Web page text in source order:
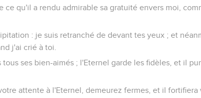
ce qu'il a rendu admirable sa gratuité envers moi,
: je suis retranché de devant tes yeux ; et
j'ai crié à toi.
tous ses bien-aimés ; l'Eternel garde les fidèles, et il
attente à l'Eternel, demeurez fermes, et il fortifiera